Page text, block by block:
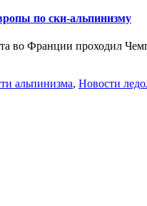
по ски-альпинизму
во Франции проходил
альпинизма, Новости